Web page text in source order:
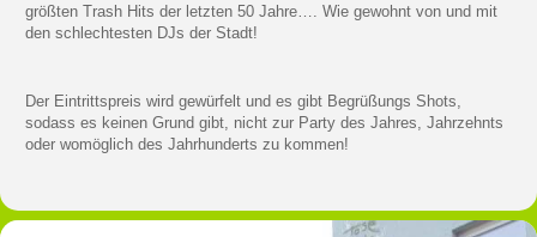
größten Trash Hits der letzten 50 Jahre…. Wie gewohnt von und mit
den schlechtesten DJs der Stadt!
Der Eintrittspreis wird gewürfelt und es gibt Begrüßungs Shots,
sodass es keinen Grund gibt, nicht zur Party des Jahres, Jahrzehnts
oder womöglich des Jahrhunderts zu kommen!